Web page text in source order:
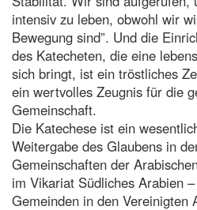
intensiv zu leben, obwohl wir
Bewegung sind”. Und die
des Katecheten, die eine
sich bringt, ist ein tröstliches
ein wertvolles Zeugnis für die
Gemeinschaft.
Die Katechese ist ein
Weitergabe des Glaubens in
Gemeinschaften der
im Vikariat Südliches Arabien
Gemeinden in den Vereinigten